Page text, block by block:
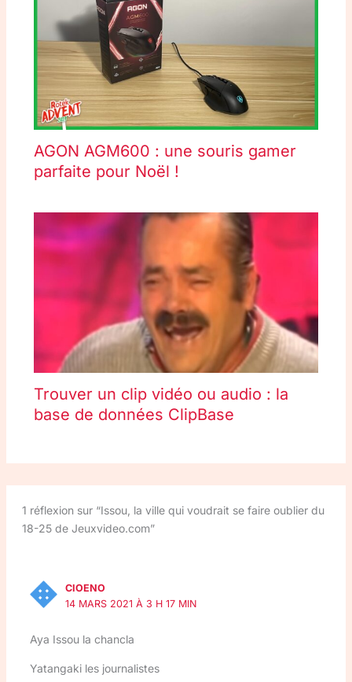
AGON AGM600 : une souris gamer
parfaite pour Noël !
Trouver un clip vidéo ou audio : la
base de données ClipBase
1 réflexion sur “Issou, la ville qui voudrait se faire oublier du
18-25 de Jeuxvideo.com”
CIOENO
14 MARS 2021 À 3 H 17 MIN
Aya Issou la chancla
Yatangaki les journalistes